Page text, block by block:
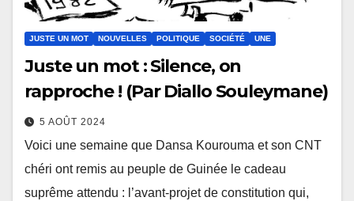
JUSTE UN MOT NOUVELLES POLITIQUE SOCIÉTÉ UNE
Juste un mot : Silence, on
rapproche ! (Par Diallo Souleymane)
5 AOÛT 2024
Voici une semaine que Dansa Kourouma et son CNT
chéri ont remis au peuple de Guinée le cadeau
suprême attendu : l’avant-projet de constitution qui,